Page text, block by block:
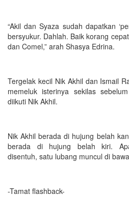
“Akil dan Syaza sudah dapatkan
bersyukur. Dahlah. Baik korang
dan Comel,” arah Shasya Edrina.
Tergelak kecil Nik Akhil dan Ismail
memeluk isterinya sekilas
diikuti Nik Akhil.
Nik Akhil berada di hujung belah
berada di hujung belah kiri.
disentuh, satu lubang muncul di
-Tamat flashback-